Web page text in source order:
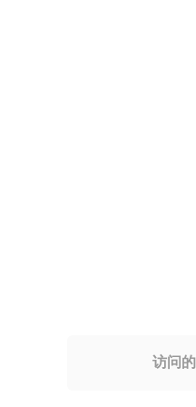
访问